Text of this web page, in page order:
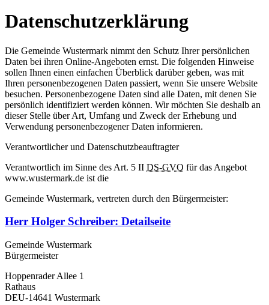
Datenschutzerklärung
Die Gemeinde Wustermark nimmt den Schutz Ihrer persönlichen
Daten bei ihren Online-Angeboten ernst. Die folgenden Hinweise
sollen Ihnen einen einfachen Überblick darüber geben, was mit
Ihren personenbezogenen Daten passiert, wenn Sie unsere Website
besuchen. Personenbezogene Daten sind alle Daten, mit denen Sie
persönlich identifiziert werden können. Wir möchten Sie deshalb an
dieser Stelle über Art, Umfang und Zweck der Erhebung und
Verwendung personenbezogener Daten informieren.
Verantwortlicher und Datenschutzbeauftragter
Verantwortlich im Sinne des Art. 5 II DS-GVO für das Angebot
www.wustermark.de ist die
Gemeinde Wustermark, vertreten durch den Bürgermeister:
Herr Holger Schreiber: Detailseite
Gemeinde Wustermark
Bürgermeister
Hoppenrader Allee 1
Rathaus
DEU-14641 Wustermark